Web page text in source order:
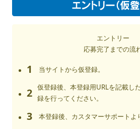
エントリー
応募完了までの流
1 当サイトから仮登録。
2 仮登録後、本登録用URLを記載し
録を行ってください。
3 本登録後、カスタマーサポートよ